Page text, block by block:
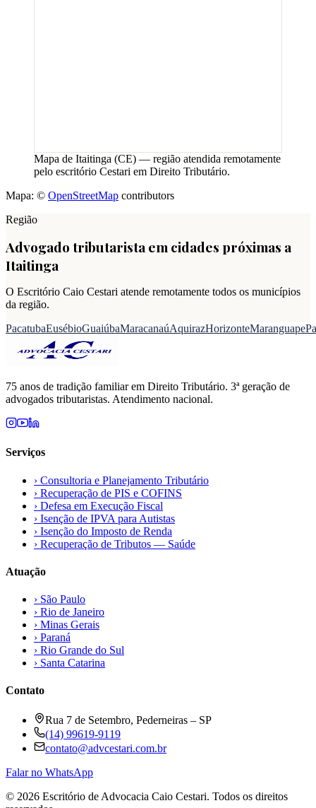
Mapa de Itaitinga (CE) — região atendida remotamente
pelo escritório Cestari em Direito Tributário.
Mapa: © OpenStreetMap contributors
Região
Advogado tributarista em cidades próximas a
Itaitinga
O Escritório Caio Cestari atende remotamente todos os municípios
da região.
PacatubaEusébioGuaiúbaMaracanaúAquirazHorizonteMaranguape
75 anos de tradição familiar em Direito Tributário. 3ª geração de
advogados tributaristas. Atendimento nacional.
Serviços
› Consultoria e Planejamento Tributário
› Recuperação de PIS e COFINS
› Defesa em Execução Fiscal
› Isenção de IPVA para Autistas
› Isenção do Imposto de Renda
› Recuperação de Tributos — Saúde
Atuação
› São Paulo
› Rio de Janeiro
› Minas Gerais
› Paraná
› Rio Grande do Sul
› Santa Catarina
Contato
Rua 7 de Setembro, Pederneiras – SP
(14) 99619-9119
contato@advcestari.com.br
Falar no WhatsApp
© 2026 Escritório de Advocacia Caio Cestari. Todos os direitos